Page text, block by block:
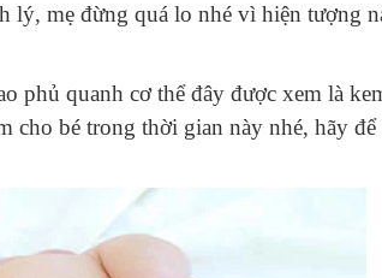
mẹ đừng quá lo nhé vì hiện tượng
phủ quanh cơ thể đây được xem là
bé trong thời gian này nhé, hãy để